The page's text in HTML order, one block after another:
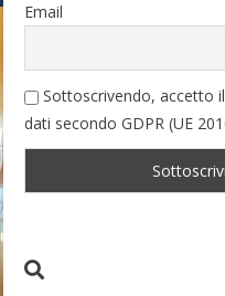
Email
Sottoscrivendo, accetto
dati secondo GDPR (UE